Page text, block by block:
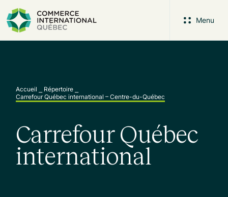
Menu
Accueil Répertoire
Carrefour Québec international – Centre-du-Québec
Carrefour Québec
international